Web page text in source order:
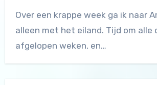
Over een krappe week ga ik naar
alleen met het eiland. Tijd om alle
afgelopen weken, en…